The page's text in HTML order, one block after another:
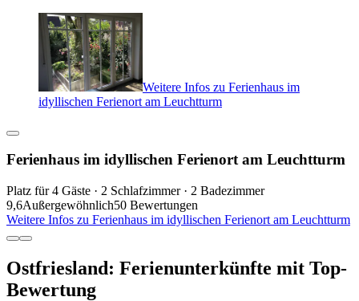
Weitere Infos zu Ferienhaus im
idyllischen Ferienort am Leuchtturm
Ferienhaus im idyllischen Ferienort am Leuchtturm
Platz für 4 Gäste · 2 Schlafzimmer · 2 Badezimmer
9,6Außergewöhnlich50 Bewertungen
Weitere Infos zu Ferienhaus im idyllischen Ferienort am Leuchtturm
Ostfriesland: Ferienunterkünfte mit Top-
Bewertung